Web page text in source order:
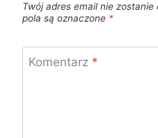
Twój adres email nie zostanie
pola są oznaczone *
Komentarz *